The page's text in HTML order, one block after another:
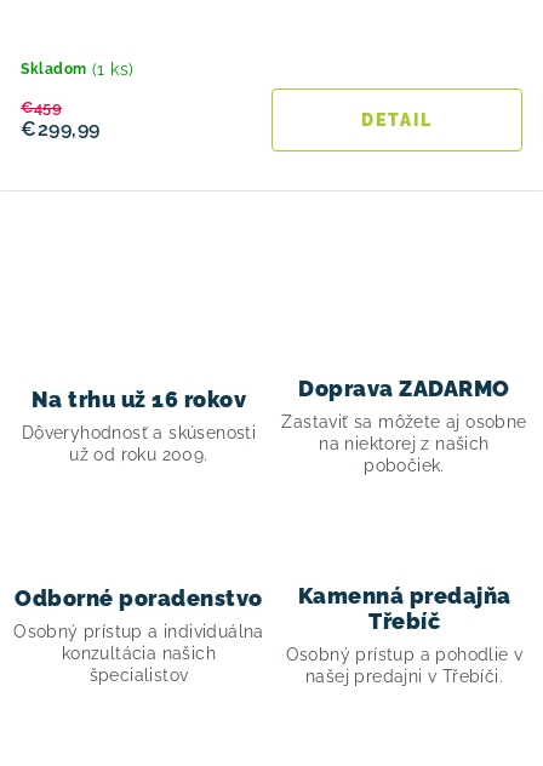
Skladom (1 ks)
€299,99
€459
DETAIL
a
v
k
Na trhu už 16 rokov
Dôveryhodnosť a skúsenosti
už od roku 2009.
Doprava ZADARMO
Zastaviť sa môžete aj osobne
na niektorej z našich
pobočiek.
Odborné poradenstvo
Osobný prístup a individuálna
konzultácia našich
špecialistov
Kamenná predajňa
Třebíč
Osobný prístup a pohodlie v
našej predajni v Třebíči.